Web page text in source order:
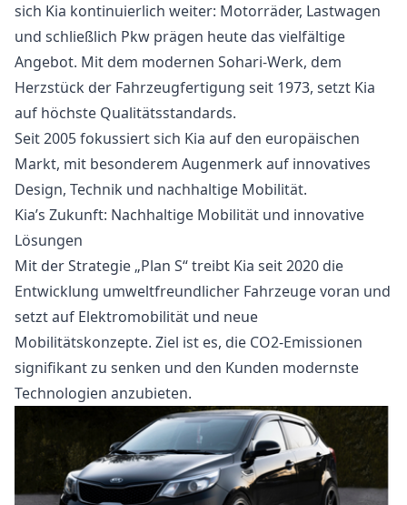
sich Kia kontinuierlich weiter: Motorräder, Lastwagen
und schließlich Pkw prägen heute das vielfältige
Angebot. Mit dem modernen Sohari-Werk, dem
Herzstück der Fahrzeugfertigung seit 1973, setzt Kia
auf höchste Qualitätsstandards.
Seit 2005 fokussiert sich Kia auf den europäischen
Markt, mit besonderem Augenmerk auf innovatives
Design, Technik und nachhaltige Mobilität.
Kia’s Zukunft: Nachhaltige Mobilität und innovative
Lösungen
Mit der Strategie „Plan S“ treibt Kia seit 2020 die
Entwicklung umweltfreundlicher Fahrzeuge voran und
setzt auf Elektromobilität und neue
Mobilitätskonzepte. Ziel ist es, die CO2-Emissionen
signifikant zu senken und den Kunden modernste
Technologien anzubieten.